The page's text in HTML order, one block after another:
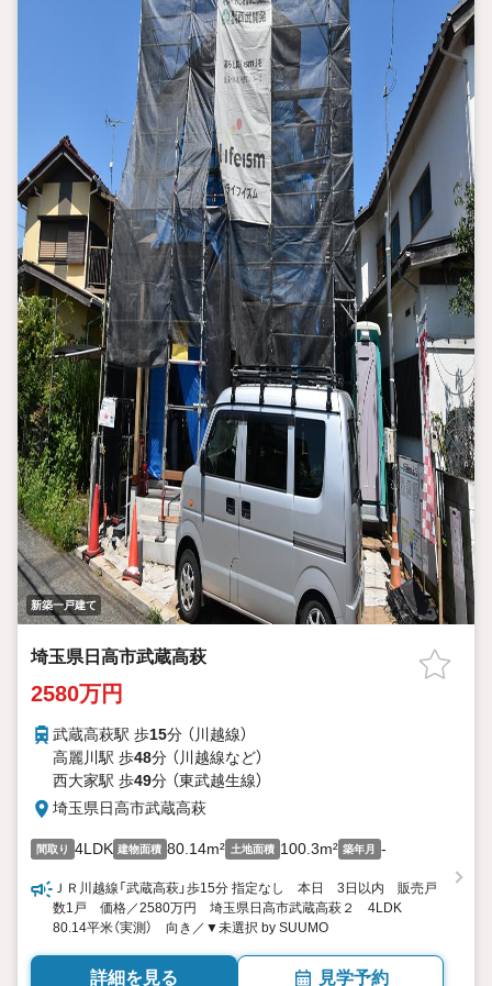
新築一戸建て
埼玉県日高市武蔵高萩
2580万円
武蔵高萩駅 歩15分 （川越線）
高麗川駅 歩48分 （川越線など）
西大家駅 歩49分 （東武越生線）
埼玉県日高市武蔵高萩
間取り 4LDK 建物面積 80.14m² 土地面積 100.3m² 築年月 -
ＪＲ川越線「武蔵高萩」歩15分 指定なし 本日 3日以内 販売戸
数1戸 価格／2580万円 埼玉県日高市武蔵高萩２ 4LDK
80.14平米（実測） 向き／▼未選択 by SUUMO
詳細を見る 見学予約